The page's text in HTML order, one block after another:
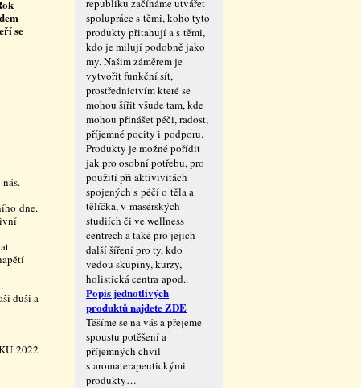
se
dne.
duši a
2022
republiku začínáme utvářet
spolupráce s těmi, koho tyto
produkty přitahují a s těmi,
kdo je milují podobně jako
my. Našim záměrem je
vytvořit funkční síť,
prostřednictvím které se
mohou šířit všude tam, kde
mohou přinášet péči, radost,
příjemné pocity i podporu.
Produkty je možné pořídit
jak pro osobní potřebu, pro
použití při aktivivitách
spojených s péčí o těla a
tělíčka, v masérských
studiích či ve wellness
centrech a také pro jejich
další šíření pro ty, kdo
vedou skupiny, kurzy,
holistická centra apod..
Popis jednotlivých
produktů najdete ZDE
Těšíme se na vás a přejeme
spoustu potěšení a
příjemných chvil
s aromaterape­utickými
produkty…